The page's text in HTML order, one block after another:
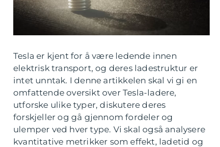
Tesla er kjent for å være ledende innen
elektrisk transport, og deres ladestruktur er
intet unntak. I denne artikkelen skal vi gi en
omfattende oversikt over Tesla-ladere,
utforske ulike typer, diskutere deres
forskjeller og gå gjennom fordeler og
ulemper ved hver type. Vi skal også analysere
kvantitative metrikker som effekt, ladetid og